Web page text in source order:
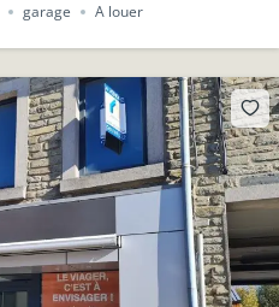
garage A louer